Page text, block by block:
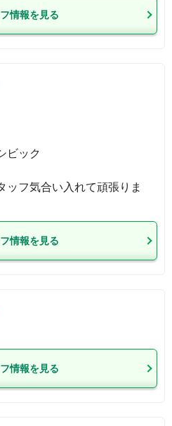
情報を見る
ビック
ッフ気合い入れて頑張りま
情報を見る
情報を見る